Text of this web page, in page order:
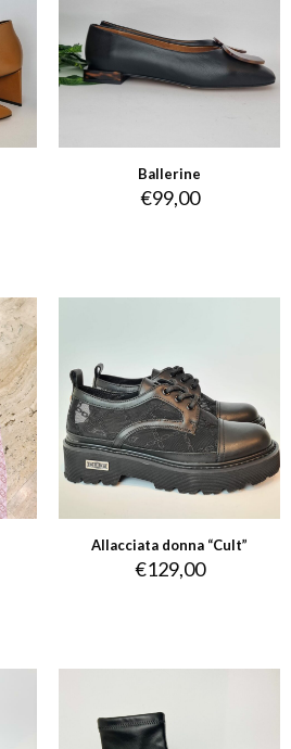
Ballerine
€99,00
Allacciata donna “Cult”
€129,00